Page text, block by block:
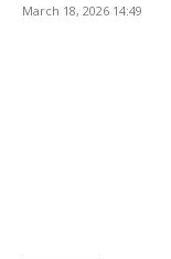
March 18, 2026 14:49